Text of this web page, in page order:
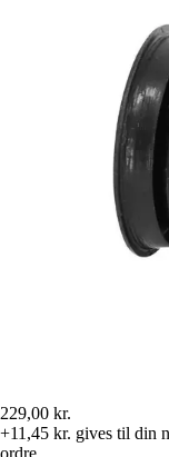
229,00 kr.
+11,45 kr. gives til din
ordre